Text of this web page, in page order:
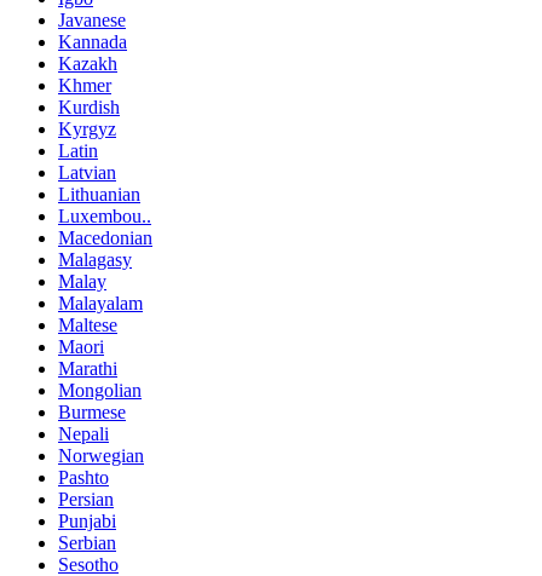
Javanese
Kannada
Kazakh
Khmer
Kurdish
Kyrgyz
Latin
Latvian
Lithuanian
Luxembou..
Macedonian
Malagasy
Malay
Malayalam
Maltese
Maori
Marathi
Mongolian
Burmese
Nepali
Norwegian
Pashto
Persian
Punjabi
Serbian
Sesotho